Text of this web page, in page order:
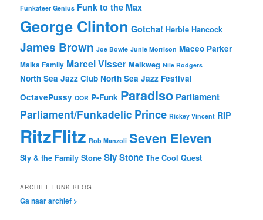
Funkateer Genius Funk to the Max
George Clinton Gotcha! Herbie Hancock
James Brown Joe Bowie Junie Morrison Maceo Parker
Malka Family Marcel Visser Melkweg Nile Rodgers
North Sea Jazz Club North Sea Jazz Festival
OctavePussy OOR P-Funk Paradiso Parliament
Parliament/Funkadelic Prince Rickey Vincent RIP
RitzFlitz Rob Manzoli Seven Eleven
Sly & the Family Stone Sly Stone The Cool Quest
ARCHIEF FUNK BLOG
Ga naar archief >